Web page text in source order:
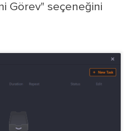
Görev" seçeneğini